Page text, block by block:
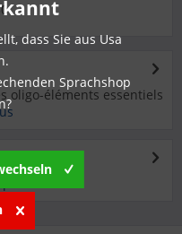
oligo-éléments essentiels
dass Sie aus Usa
Sprachshop